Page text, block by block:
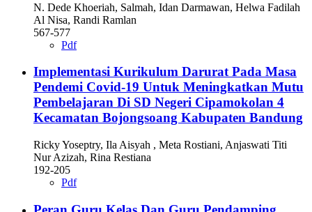
N. Dede Khoeriah, Salmah, Idan Darmawan, Helwa Fadilah
Al Nisa, Randi Ramlan
567-577
Pdf
Implementasi Kurikulum Darurat Pada Masa
Pendemi Covid-19 Untuk Meningkatkan Mutu
Pembelajaran Di SD Negeri Cipamokolan 4
Kecamatan Bojongsoang Kabupaten Bandung
Ricky Yoseptry, Ila Aisyah , Meta Rostiani, Anjaswati Titi
Nur Azizah, Rina Restiana
192-205
Pdf